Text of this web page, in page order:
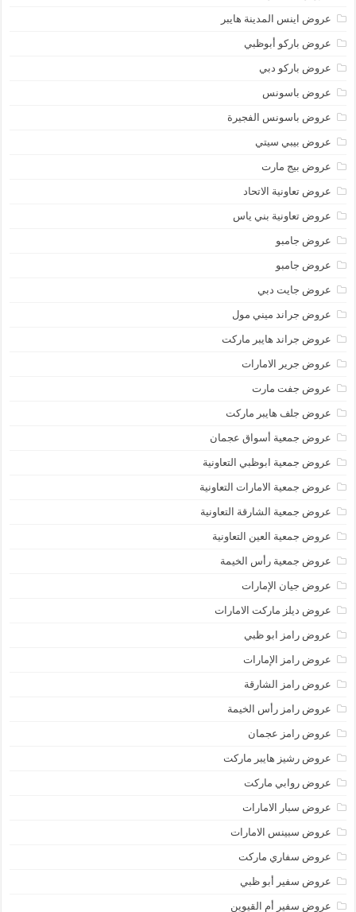
عروض اينس المدينة هايبر
عروض باركو أبوظبي
عروض باركو دبي
عروض باسونس
عروض باسونس الفجيرة
عروض بيبي سيتي
عروض بيج مارت
عروض تعاونية الاتحاد
عروض تعاونية بني ياس
عروض جامبو
عروض جامبو
عروض جايت دبي
عروض جراند ميني مول
عروض جراند هايبر ماركت
عروض جرير الامارات
عروض جفت مارت
عروض جلف هايبر ماركت
عروض جمعية أسواق عجمان
عروض جمعية ابوظبي التعاونية
عروض جمعية الامارات التعاونية
عروض جمعية الشارقة التعاونية
عروض جمعية العين التعاونية
عروض جمعية رأس الخيمة
عروض جيان الإمارات
عروض ديلز ماركت الامارات
عروض رامز ابو ظبي
عروض رامز الإمارات
عروض رامز الشارقة
عروض رامز رأس الخيمة
عروض رامز عجمان
عروض رشيز هايبر ماركت
عروض روابي ماركت
عروض سبار الامارات
عروض سبينس الامارات
عروض سفاري ماركت
عروض سفير أبو ظبي
عروض سفير أم القيوين